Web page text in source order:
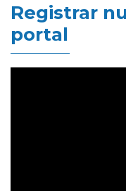
Registrar
portal